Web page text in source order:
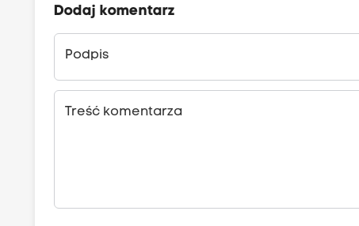
Dodaj komentarz
Podpis
Treść komentarza